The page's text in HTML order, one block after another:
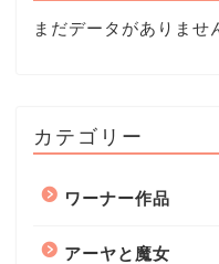
まだデータがありませ
カテゴリー
ワーナー作品
アーヤと魔女